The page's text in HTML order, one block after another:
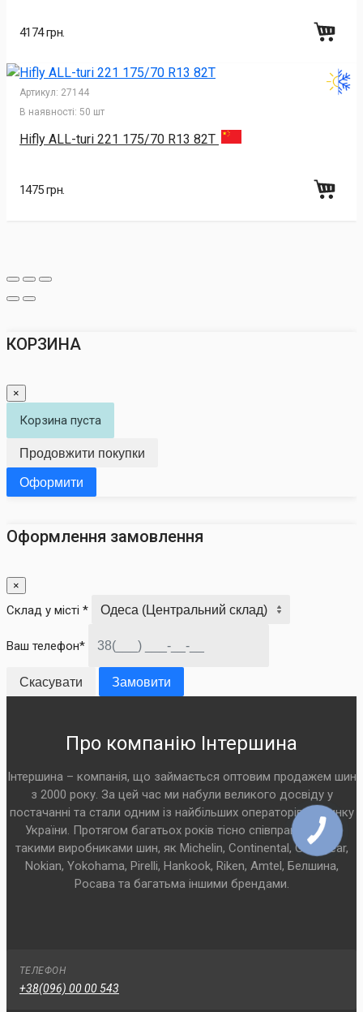
4174 грн.
Артикул: 27144
В наявності: 50 шт
Hifly ALL-turi 221 175/70 R13 82T
1475 грн.
КОРЗИНА
×
Корзина пуста
Продовжити покупки
Оформити
Оформлення замовлення
×
Склад у місті *
Ваш телефон*
Скасувати Замовити
Про компанію Інтершина
Інтершина – компанія, що займається оптовим продажем шин
з 2000 року. За цей час ми набули великого досвіду у
постачанні та стали одним із найбільших операторів на ринку
України. Протягом багатьох років тісно співпрацюємо з
такими виробниками шин, як Michelin, Continental, Goodyear,
Nokian, Yokohama, Pirelli, Hankook, Riken, Amtel, Белшина,
Росава та багатьма іншими брендами.
ТЕЛЕФОН
+38(096) 00 00 543